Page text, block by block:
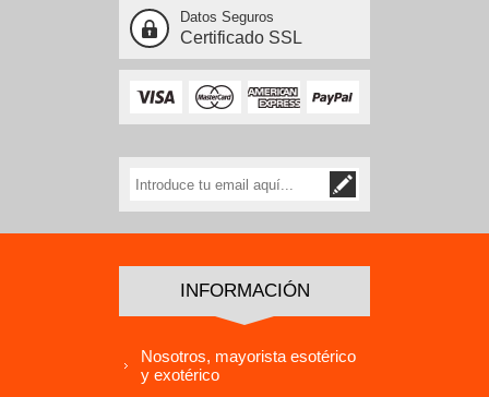
Datos Seguros
Certificado SSL
INFORMACIÓN
Nosotros, mayorista esotérico
y exotérico